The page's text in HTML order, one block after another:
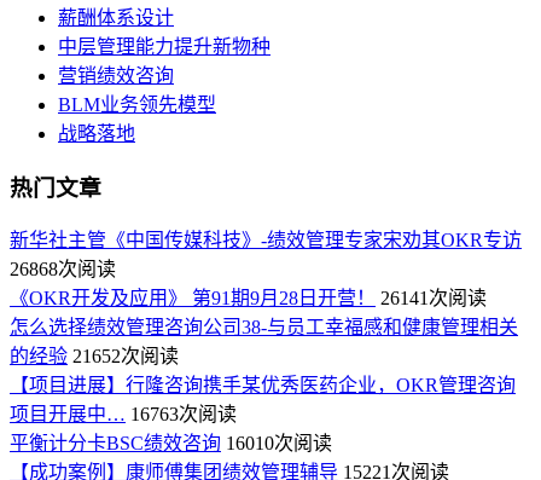
薪酬体系设计
中层管理能力提升新物种
营销绩效咨询
BLM业务领先模型
战略落地
热门文章
新华社主管《中国传媒科技》-绩效管理专家宋劝其OKR专访
26868次阅读
《OKR开发及应用》 第91期9月28日开营！
26141次阅读
怎么选择绩效管理咨询公司38-与员工幸福感和健康管理相关
的经验 21652次阅读
【项目进展】行隆咨询携手某优秀医药企业，OKR管理咨询
项目开展中… 16763次阅读
平衡计分卡BSC绩效咨询 16010次阅读
【成功案例】康师傅集团绩效管理辅导 15221次阅读